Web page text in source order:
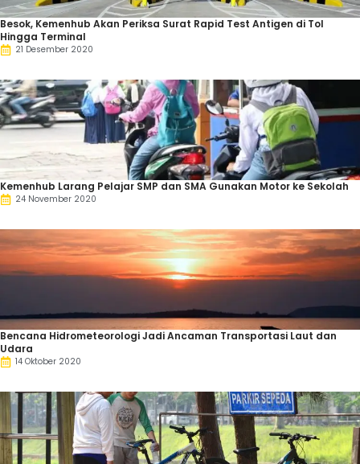
Besok, Kemenhub Akan Periksa Surat Rapid Test Antigen di Tol
Hingga Terminal
21 Desember 2020
Kemenhub Larang Pelajar SMP dan SMA Gunakan Motor ke Sekolah
24 November 2020
Bencana Hidrometeorologi Jadi Ancaman Transportasi Laut dan
Udara
14 Oktober 2020